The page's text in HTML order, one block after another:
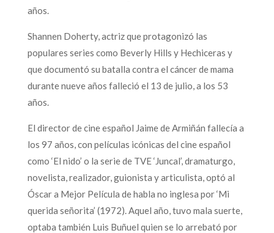
años.
Shannen Doherty, actriz que protagonizó las
populares series como Beverly Hills y Hechiceras y
que documentó su batalla contra el cáncer de mama
durante nueve años falleció el 13 de julio, a los 53
años.
El director de cine español Jaime de Armiñán fallecía a
los 97 años, con películas icónicas del cine español
como ‘El nido’ o la serie de TVE ‘Juncal’, dramaturgo,
novelista, realizador, guionista y articulista, optó al
Óscar a Mejor Película de habla no inglesa por ‘Mi
querida señorita’ (1972). Aquel año, tuvo mala suerte,
optaba también Luis Buñuel quien se lo arrebató por